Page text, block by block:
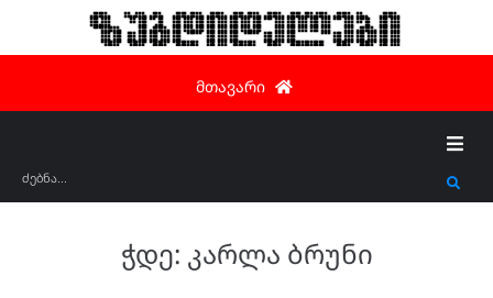
ზუგდიდელები
მთავარი
ჭდე: კარლა ბრუნი